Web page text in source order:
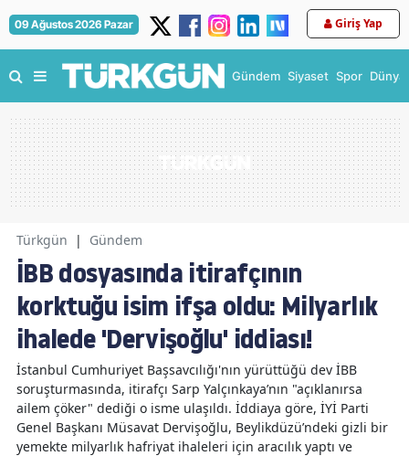
09 Ağustos 2026 Pazar Giriş Yap
Gündem Siyaset Spor Dünya
Türkgün | Gündem
İBB dosyasında itirafçının
korktuğu isim ifşa oldu: Milyarlık
ihalede 'Dervişoğlu' iddiası!
İstanbul Cumhuriyet Başsavcılığı'nın yürüttüğü dev İBB
soruşturmasında, itirafçı Sarp Yalçınkaya’nın "açıklanırsa
ailem çöker" dediği o isme ulaşıldı. İddiaya göre, İYİ Parti
Genel Başkanı Müsavat Dervişoğlu, Beylikdüzü’ndeki gizli bir
yemekte milyarlık hafriyat ihaleleri için aracılık yaptı ve